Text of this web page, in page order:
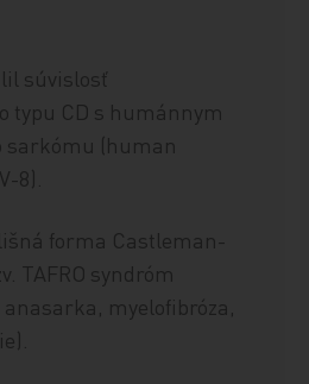
súvislosť
typu CD s humánnym
sarkómu (human
8).
forma Castleman-
TAFRO syndróm
myelofibróza,